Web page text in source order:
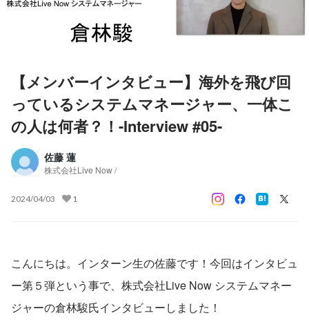
【メンバーインタビュー】海外を飛び回
っているシステムマネージャー、一体こ
の人は何者？！-Interview #05-
佐藤 蓮
株式会社Live Now /
2024/04/03 1
こんにちは。インターン生の佐藤です！今回はインタビュ
ー第５弾という事で、株式会社Live Now システムマネー
ジャーの倉林駿氏インタビューしました！